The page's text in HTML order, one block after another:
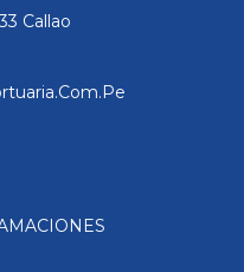
Callao